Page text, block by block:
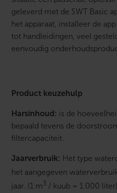
i
n
c
l
u
s
i
u
b
k
6
e
n
i
o
geleverd met de SWT Basic
het apparaat, installeer de
tot handleidingen, veel
eenvoudig
Product keuzehulp
Harsinhoud: is de
bepaald tevens de
filtercapaciteit.
Jaarverbruik: Het type
het aangegeven
jaar. (1 m 3 / kuub = 1.000